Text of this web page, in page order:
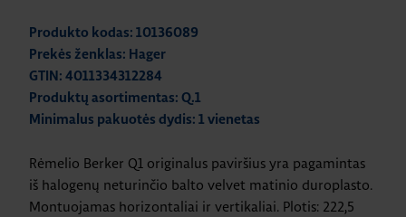
Produkto kodas: 10136089
Prekės ženklas: Hager
GTIN: 4011334312284
Produktų asortimentas: Q.1
Minimalus pakuotės dydis: 1 vienetas
Rėmelio Berker Q1 originalus paviršius yra pagamintas
iš halogenų neturinčio balto velvet matinio duroplasto.
Montuojamas horizontaliai ir vertikaliai. Plotis: 222,5